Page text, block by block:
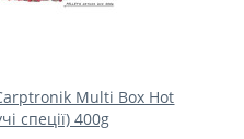
Multi Box Hot
спеції) 400g